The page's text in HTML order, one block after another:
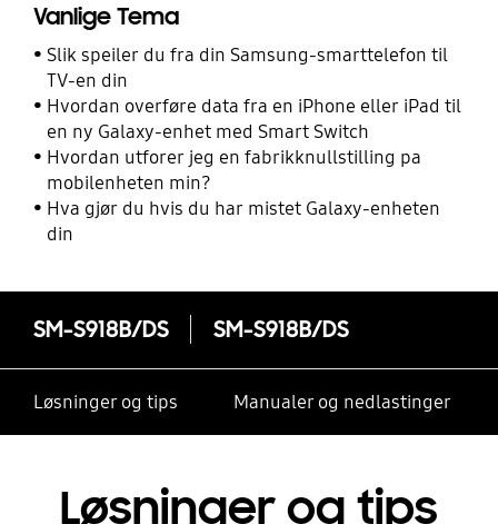
Vanlige Tema
Slik speiler du fra din Samsung-smarttelefon til
TV-en din
Hvordan overføre data fra en iPhone eller iPad til
en ny Galaxy-enhet med Smart Switch
Hvordan utforer jeg en fabrikknullstilling pa
mobilenheten min?
Hva gjør du hvis du har mistet Galaxy-enheten
din
SM-S918B/DS SM-S918B/DS
Løsninger og tips Manualer og nedlastinger
Løsninger og tips